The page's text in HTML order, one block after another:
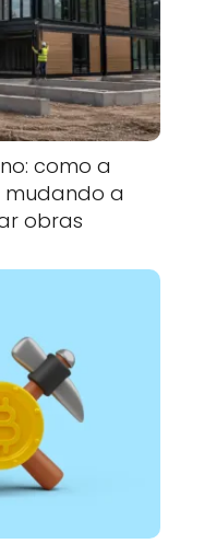
como a
mudando a
obras